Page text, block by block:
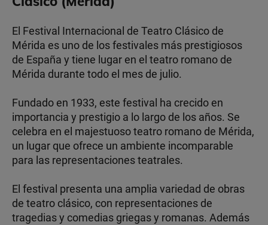
El Festival Internacional de Teatro Clásico de
Mérida es uno de los festivales más prestigiosos
de España y tiene lugar en el teatro romano de
Mérida durante todo el mes de julio.
Fundado en 1933, este festival ha crecido en
importancia y prestigio a lo largo de los años. Se
celebra en el majestuoso teatro romano de Mérida,
un lugar que ofrece un ambiente incomparable
para las representaciones teatrales.
El festival presenta una amplia variedad de obras
de teatro clásico, con representaciones de
tragedias y comedias griegas y romanas. Además